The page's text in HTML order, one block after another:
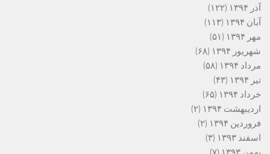
آذر ۱۳۹۴
(۱۲۲)
آبان ۱۳۹۴
(۱۱۳)
مهر ۱۳۹۴
(۵۱)
شهریور ۱۳۹۴
(۶۸)
مرداد ۱۳۹۴
(۵۸)
تیر ۱۳۹۴
(۴۳)
خرداد ۱۳۹۴
(۶۵)
اردیبهشت ۱۳۹۴
(۲)
فروردین ۱۳۹۴
(۲)
اسفند ۱۳۹۳
(۳)